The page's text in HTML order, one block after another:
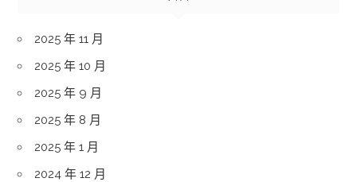
2025 年 11 月
2025 年 10 月
2025 年 9 月
2025 年 8 月
2025 年 1 月
2024 年 12 月